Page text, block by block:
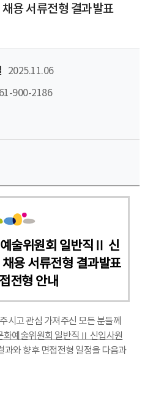
용 서류전형 결과발표
2025.11.06
900-2186
술위원회 일반직Ⅱ 신
용 서류전형 결과발표
전형 안내
시고 관심 가져주신 모든 분들께
화예술위원회 일반직Ⅱ 신입사원
과와 향후 면접전형 일정을 다음과